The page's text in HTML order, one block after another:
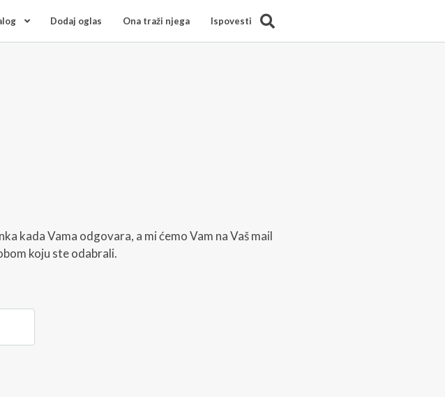
Dodaj oglas Ona traži njega Ispovesti
kada Vama odgovara, a mi ćemo Vam na Vaš mail
koju ste odabrali.